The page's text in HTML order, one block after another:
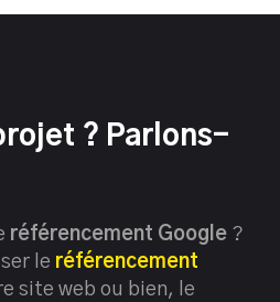
? Parlons-
référencement Google ?
le référencement
site web ou bien, le